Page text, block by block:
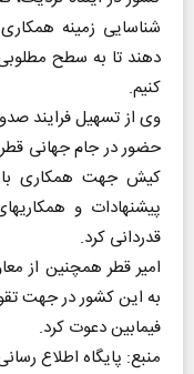
شناسایی زمینه
دهند تا به سطح
کنیم.
وی از تسهیل فرایند
حضور در جام جهانی
کیش جهت همکاری با
پیشنهادات و
قدردانی کرد.
امیر قطر همچنین از
به این کشور در جهت
فیمابین دعوت کرد.
منبع: پایگاه اطلاع